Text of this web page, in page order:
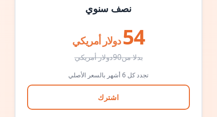
نصف سنوي
54 دولار أمريكي
بدلا من90دولار أمريكي
تجدد كل 6 أشهر بالسعر الأصلي
اشترك